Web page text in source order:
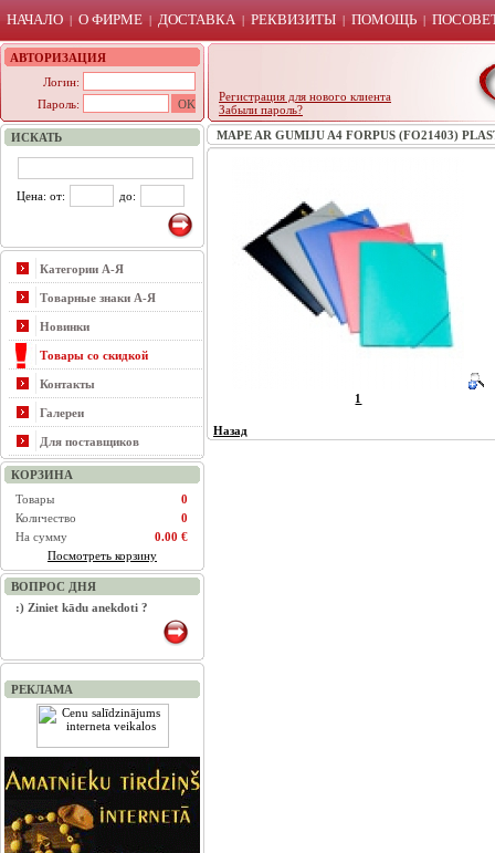
НАЧАЛО | О ФИРМЕ | ДОСТАВКА | РЕКВИЗИТЫ | ПОМОЩЬ |
АВТОРИЗАЦИЯ
Логин:
Пароль:
Регистрация для нового клиента
Забыли пароль?
ИСКАТЬ
Цена: от: до:
Категории А-Я
Товарные знаки А-Я
Новинки
Товары со скидкой
Контакты
Галереи
Для поставщиков
КОРЗИНА
Товары
0
Количество
0
На сумму
0.00 €
Посмотреть корзину
ВОПРОС ДНЯ
:) Ziniet kādu anekdoti ?
РЕКЛАМА
MAPE AR GUMIJU A4 FORPUS (FO21403)
1
Назад